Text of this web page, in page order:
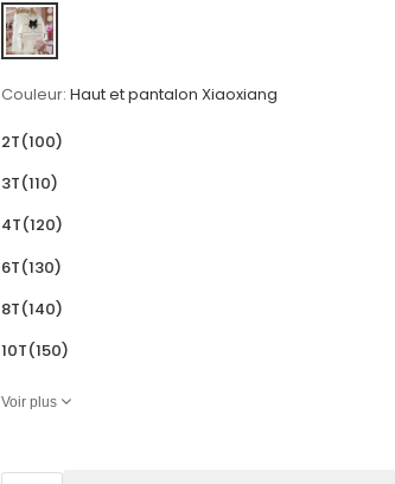
Couleur: Haut et pantalon Xiaoxiang
2T(100)
3T(110)
4T(120)
6T(130)
8T(140)
10T(150)
Voir plus